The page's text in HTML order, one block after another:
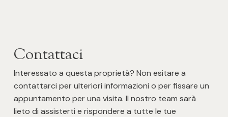
Contattaci
Interessato a questa proprietà? Non esitare a
contattarci per ulteriori informazioni o per fissare un
appuntamento per una visita. Il nostro team sarà
lieto di assisterti e rispondere a tutte le tue